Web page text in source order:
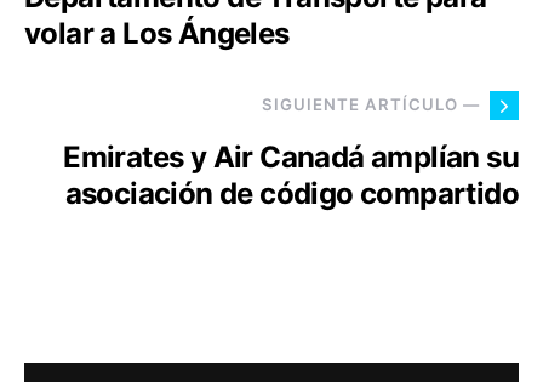
volar a Los Ángeles
SIGUIENTE ARTÍCULO —
Emirates y Air Canadá amplían su
asociación de código compartido